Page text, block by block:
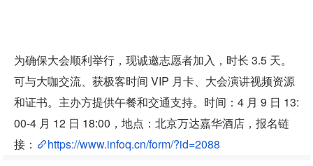
为确保大会顺利举行，现诚邀志愿者加入，时长 3.5 天。
可与大咖交流、获极客时间 VIP 月卡、大会演讲视频资源
和证书。主办方提供午餐和交通支持。时间：4 月 9 日 13:
00-4 月 12 日 18:00，地点：北京万达嘉华酒店，报名链
接：
https://www.infoq.cn/form/?id=2088